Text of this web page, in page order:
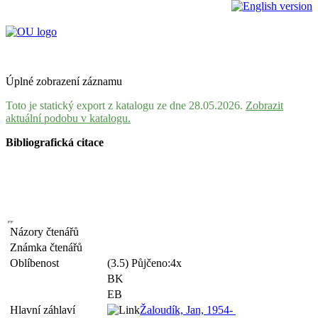
Úplné zobrazení záznamu
Toto je statický export z katalogu ze dne 28.05.2026. Zobrazit
aktuální podobu v katalogu.
Bibliografická citace
Názory čtenářů
Známka čtenářů
Oblíbenost
(3.5) Půjčeno:4x
BK
EB
Hlavní záhlaví
Žaloudík, Jan, 1954-